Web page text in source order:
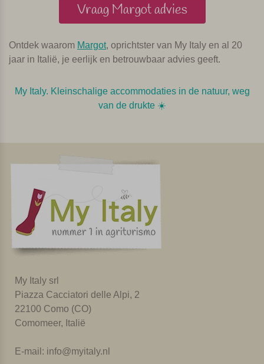
Vraag Margot advies
Ontdek waarom Margot, oprichtster van My Italy en al 20
jaar in Italië, je eerlijk en betrouwbaar advies geeft.
My Italy. Kleinschalige accommodaties in de natuur, weg
van de drukte ☀️️
My Italy srl
Piazza Cacciatori delle Alpi, 2
22100 Como (CO)
Comomeer, Italië
E-mail: info@myitaly.nl